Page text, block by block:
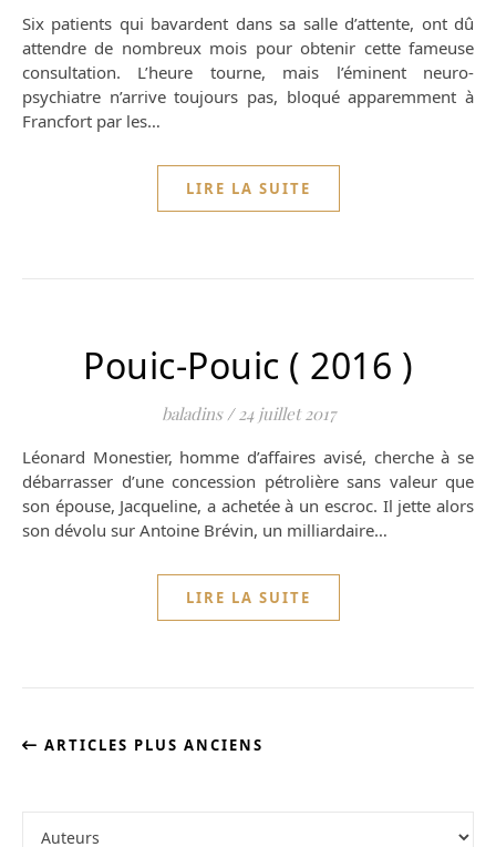
Six patients qui bavardent dans sa salle d’attente, ont dû
attendre de nombreux mois pour obtenir cette fameuse
consultation. L’heure tourne, mais l’éminent neuro-
psychiatre n’arrive toujours pas, bloqué apparemment à
Francfort par les…
LIRE LA SUITE
Pouic-Pouic ( 2016 )
baladins / 24 juillet 2017
Léonard Monestier, homme d’affaires avisé, cherche à se
débarrasser d’une concession pétrolière sans valeur que
son épouse, Jacqueline, a achetée à un escroc. Il jette alors
son dévolu sur Antoine Brévin, un milliardaire…
LIRE LA SUITE
ARTICLES PLUS ANCIENS